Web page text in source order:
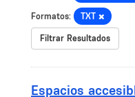
Formatos: TXT
Filtrar Resultados
Espacios